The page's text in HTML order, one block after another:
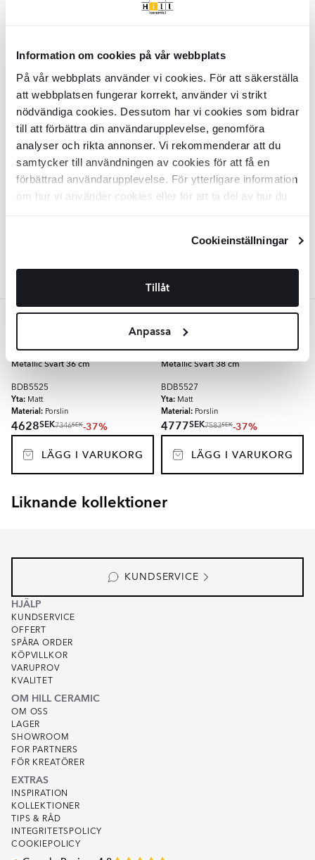
Information om cookies på vår webbplats
På vår webbplats använder vi cookies. För att säkerställa
att webbplatsen fungerar korrekt, använder vi strikt
nödvändiga cookies. Dessutom har vi cookies som bidrar
till att förbättra din användarupplevelse, genomföra
analyser och rikta annonser. Vi rekommenderar att du
samtycker till användningen av cookies för att få en
förbättrad användarupplevelse. För ytterligare information
om hur vi använder cookies eller för att ta del av hur du
Cookieinställningar
Tillåt
Anpassa
Material:Porslin
4628
LÄGG I VARUKORG
Metallic Vit 38 cm
Material:Porslin
LÄGG I VARUKORG
BATHCO
Bathco Tvättställ Sand Waves 50
Metallic Vit 50 cm
BDB5528
Yta:Matt
Bathco Tvättställ Sand Waves
Metallic Svart 36 cm
BDB5525
Yta: Matt
Material: Porslin
4628SEK7346SEK-37%
LÄGG I VARUKORG
Bathco Tvättställ Sand Waves 38
Metallic Svart 38 cm
BDB5527
Yta: Matt
Material: Porslin
4777SEK7583SEK-37%
LÄGG I VARUKORG
Liknande kollektioner
VIBRANTE
KUNDSERVICE
HJÄLP
KUNDSERVICE
OFFERT
SPÅRA ORDER
KÖPVILLKOR
VARUPROV
KVALITET
OM HILL CERAMIC
OM OSS
LAGER
SHOWROOM
FOR PARTNERS
FÖR KREATÖRER
EXTRAS
INSPIRATION
KOLLEKTIONER
TIPS & RÅD
INTEGRITETSPOLICY
COOKIEPOLICY